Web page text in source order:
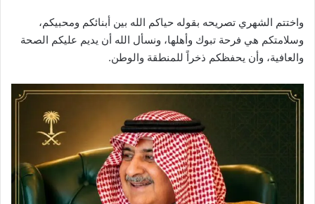
واختتم الشهري تصريحه بقوله حياكم الله بين أبنائكم ومحبيكم،
وسلامتكم هي فرحة تبوك وأهلها، ونسأل الله أن يديم عليكم الصحة
والعافية، وأن يحفظكم ذخراً للمنطقة والوطن.